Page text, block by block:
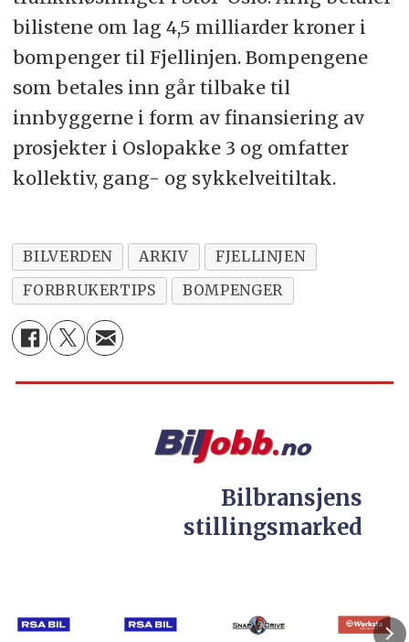
bilistene om lag 4,5 milliarder kroner i
bompenger til Fjellinjen. Bompengene
som betales inn går tilbake til
innbyggerne i form av finansiering av
prosjekter i Oslopakke 3 og omfatter
kollektiv, gang- og sykkelveitiltak.
BILVERDEN ARKIV
FJELLINJEN
FORBRUKERTIPS
BOMPENGER
Bilbransjens
stillingsmarked